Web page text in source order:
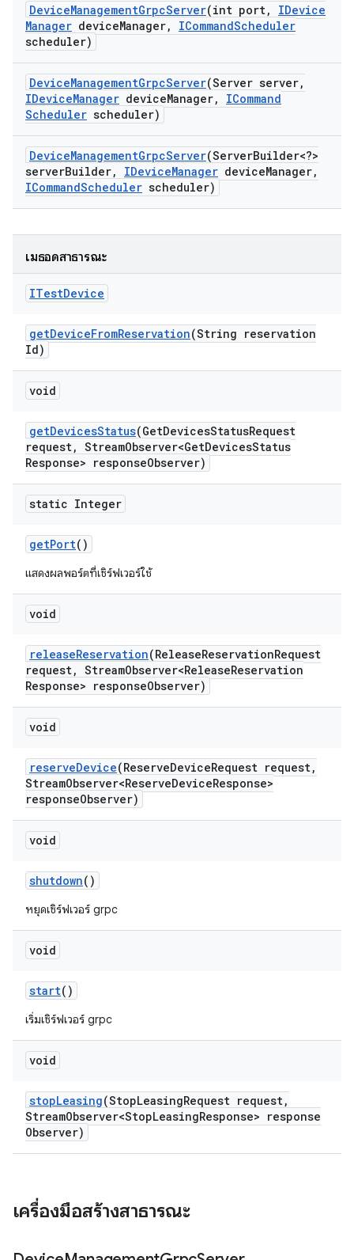
DeviceManagementGrpcServer(int port,
IDevice
Manager deviceManager, ICommandScheduler
scheduler)
DeviceManagementGrpcServer(Server server,
IDeviceManager deviceManager,
ICommand
Scheduler scheduler)
DeviceManagementGrpcServer(ServerBuilder<?>
serverBuilder, IDeviceManager deviceManager,
ICommandScheduler scheduler)
เมธอดสาธารณะ
ITestDevice
getDeviceFromReservation(String reservation
Id)
void
getDevicesStatus(GetDevicesStatusRequest
request, StreamObserver<GetDevicesStatus
Response> responseObserver)
static Integer
getPort()
แสดงผลพอร์ตที่เซิร์ฟเวอร์ใช้
void
releaseReservation(ReleaseReservationRequest
request, StreamObserver<ReleaseReservation
Response> responseObserver)
void
reserveDevice(ReserveDeviceRequest request,
StreamObserver<ReserveDeviceResponse>
responseObserver)
void
shutdown()
หยุดเซิร์ฟเวอร์ grpc
void
start()
เริ่มเซิร์ฟเวอร์ grpc
void
stopLeasing(StopLeasingRequest request,
StreamObserver<StopLeasingResponse> response
Observer)
เครื่องมือสร้างสาธารณะ